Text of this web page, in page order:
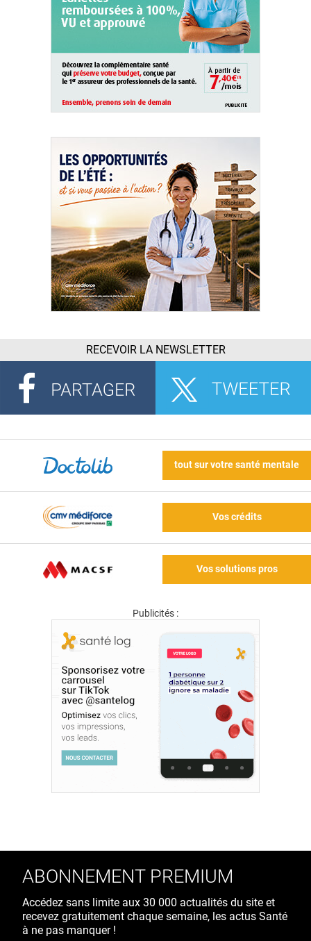
RECEVOIR LA NEWSLETTER
tout sur votre santé mentale
Vos crédits
Vos solutions pros
Publicités :
ABONNEMENT PREMIUM
Accédez sans limite aux 30 000 actualités du site et
recevez gratuitement chaque semaine, les actus Santé
à ne pas manquer !